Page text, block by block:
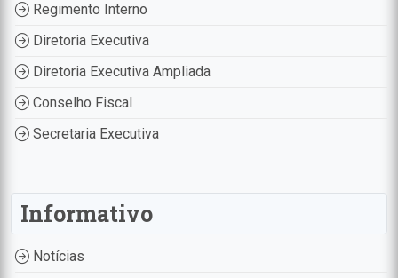
Regimento Interno
Diretoria Executiva
Diretoria Executiva Ampliada
Conselho Fiscal
Secretaria Executiva
Informativo
Notícias